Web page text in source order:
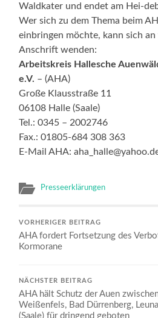
Waldkater und endet am Hei-
Wer sich zu dem Thema beim
einbringen möchte, kann sich
Anschrift wenden:
Arbeitskreis Hallesche
e.V. – (AHA)
Große Klausstraße 11
06108 Halle (Saale)
Tel.: 0345 – 2002746
Fax.: 01805-684 308 363
E-Mail AHA:
Presseerklärungen
VORHERIGER BEITRAG
AHA fordert Fortsetzung des
Kormorane
NÄCHSTER BEITRAG
AHA hält Schutz der Auen
Weißenfels, Bad Dürrenberg,
(Saale) für dringend geboten